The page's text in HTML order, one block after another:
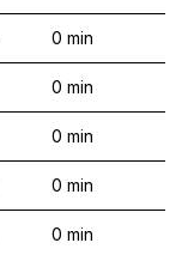
0 min
0 min
0 min
0 min
0 min